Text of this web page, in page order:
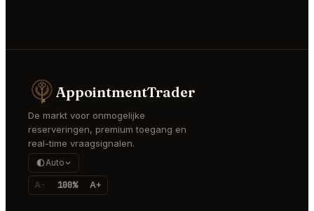
AppointmentTrader
De markt voor onmogelijke
reserveringen, premium toegang en
real-time vraagsignalen.
Auto
A- 100% A+